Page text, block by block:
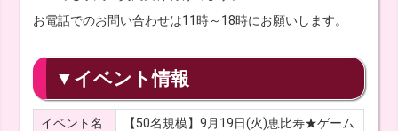
お電話でのお問い合わせは11時～18時にお願いします。
▼イベント情報
イベント名
【50名規模】9月19日(火)恵比寿★ゲーム